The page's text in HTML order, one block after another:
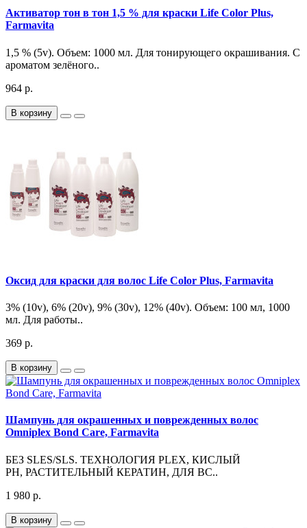
Активатор тон в тон 1,5 % для краски Life Color Plus,
Farmavita
1,5 % (5v). Объем: 1000 мл. Для тонирующего окрашивания. С
ароматом зелёного..
964 р.
В корзину
Оксид для краски для волос Life Color Plus, Farmavita
3% (10v), 6% (20v), 9% (30v), 12% (40v). Объем: 100 мл, 1000
мл. Для работы..
369 р.
В корзину
Шампунь для окрашенных и поврежденных волос
Omniplex Bond Care, Farmavita
БЕЗ SLES/SLS. ТЕХНОЛОГИЯ PLEX, КИСЛЫЙ
PH, РАСТИТЕЛЬНЫЙ КЕРАТИН, ДЛЯ ВС..
1 980 р.
В корзину